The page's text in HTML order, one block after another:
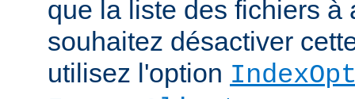
que la liste des fichiers à
souhaitez désactiver
utilisez l'option